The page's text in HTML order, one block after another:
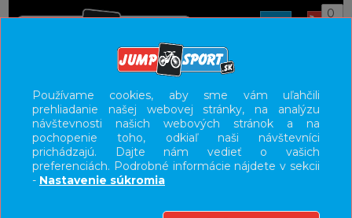
0
UŽÍVATEĽSKÝ PANEL
KATEGÓRIE
bicykle
Používame cookies, aby sme vám uľahčili
prehliadanie našej webovej stránky, na analýzu
návštevnosti našich webových stránok a na
pochopenie toho, odkiaľ naši návštevníci
prichádzajú. Dajte nám vedieť o vašich
preferenciách. Podrobné informácie nájdete v sekcii
- Nastavenie súkromia